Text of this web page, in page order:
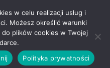
w celu realizacji usług i
Możesz określić warunki
plików cookies w Twojej
Polityka prywatności